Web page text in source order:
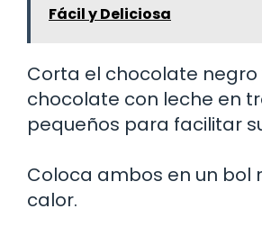
Fácil y Deliciosa
Corta el chocolate negro
chocolate con leche en
pequeños para facilitar
Coloca ambos en un bol
calor.